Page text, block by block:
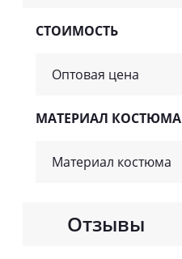
СТОИМОСТЬ
Оптовая цена
МАТЕРИАЛ КОСТЮМА
Материал костюма
Отзывы